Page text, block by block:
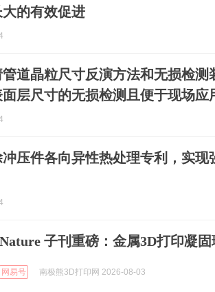
的有效促进
道晶粒尺寸反演方法和无损检测
层尺寸的无损检测且便于现场应
压件各向异性热处理专利，实现
Nature 子刊重磅：金属3D打印凝
网易号 南极熊3D打印网 2026-08-03